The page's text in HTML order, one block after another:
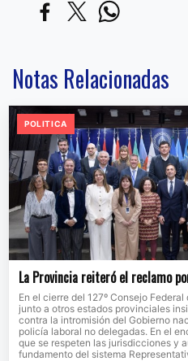
Notas Relacionadas
POLITICA
La Provincia reiteró el reclamo
En el cierre del 127º Consejo
junto a otros estados provinciales
contra la intromisión del Gobierno
policía laboral no delegadas. En el
que se respeten las jurisdicciones y
fundamento del sistema